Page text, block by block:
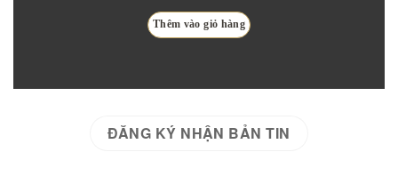
Thêm vào giỏ hàng
ĐĂNG KÝ NHẬN BẢN TIN